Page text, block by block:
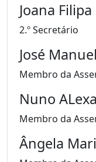
Joana
2.º Secretário
José
Membro da
Nuno
Membro da
Ângela